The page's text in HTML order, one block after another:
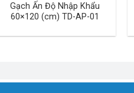
Gạch Ấn Độ Nhập Khẩu
60×120 (cm) TD-AP-01